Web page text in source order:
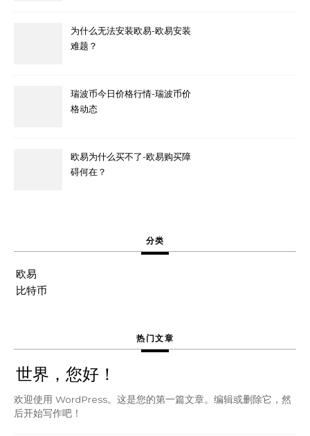
为什么无法安装欧易-欧易安装
难题？
瑞波币今日价格行情-瑞波币价
格动态
欧易为什么买不了-欧易购买障
碍何在？
分类
欧易
比特币
热门文章
世界，您好！
欢迎使用 WordPress。这是您的第一篇文章。编辑或删除它，然
后开始写作吧！